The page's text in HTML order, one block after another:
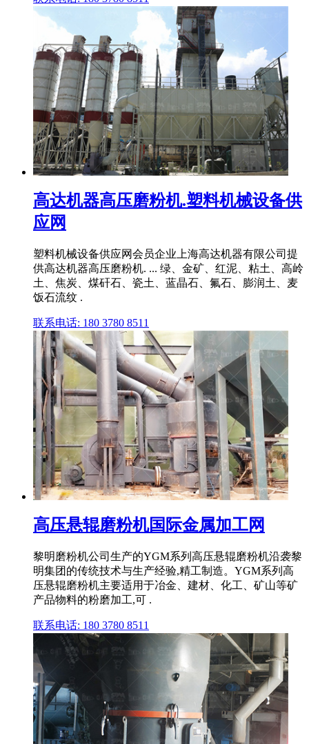
高达机器高压磨粉机.塑料机械设备供
应网
塑料机械设备供应网会员企业上海高达机器有限公司提
供高达机器高压磨粉机. ... 绿、金矿、红泥、粘土、高岭
土、焦炭、煤矸石、瓷土、蓝晶石、氟石、膨润土、麦
饭石流纹 .
联系电话: 180 3780 8511
高压悬辊磨粉机国际金属加工网
黎明磨粉机公司生产的YGM系列高压悬辊磨粉机沿袭黎
明集团的传统技术与生产经验,精工制造。YGM系列高
压悬辊磨粉机主要适用于冶金、建材、化工、矿山等矿
产品物料的粉磨加工,可 .
联系电话: 180 3780 8511